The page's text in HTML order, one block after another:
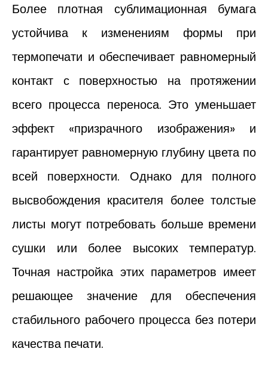
Более плотная сублимационная бумага
устойчива к изменениям формы при
термопечати и обеспечивает равномерный
контакт с поверхностью на протяжении
всего процесса переноса. Это уменьшает
эффект «призрачного изображения» и
гарантирует равномерную глубину цвета по
всей поверхности. Однако для полного
высвобождения красителя более толстые
листы могут потребовать больше времени
сушки или более высоких температур.
Точная настройка этих параметров имеет
решающее значение для обеспечения
стабильного рабочего процесса без потери
качества печати.